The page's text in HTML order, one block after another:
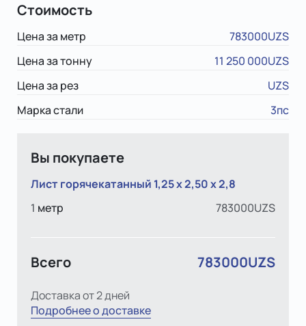
Стоимость
Цена за метр
783000UZS
Цена за тонну
11 250 000UZS
Цена за рез
UZS
Марка стали
3пс
Вы покупаете
Лист горячекатанный 1,25 х 2,50 х 2,8
1 метр 783000UZS
Всего 783000UZS
Доставка от 2 дней
Подробнее о доставке